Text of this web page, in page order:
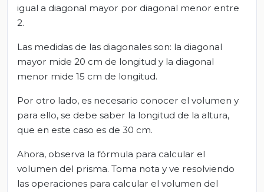
igual a diagonal mayor por diagonal menor entre
2.
Las medidas de las diagonales son: la diagonal
mayor mide 20 cm de longitud y la diagonal
menor mide 15 cm de longitud.
Por otro lado, es necesario conocer el volumen y
para ello, se debe saber la longitud de la altura,
que en este caso es de 30 cm.
Ahora, observa la fórmula para calcular el
volumen del prisma. Toma nota y ve resolviendo
las operaciones para calcular el volumen del